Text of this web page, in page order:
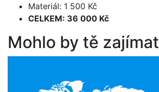
Materiál: 1 500 Kč
CELKEM: 36 000 Kč­
Mohlo by tě zajímat